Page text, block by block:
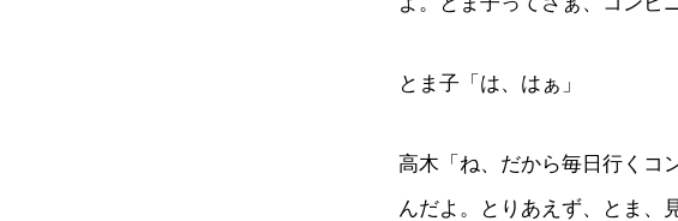
とま子「は、はぁ」
高木「ね、だから毎日行くコ
んだよ。とりあえず、とま、